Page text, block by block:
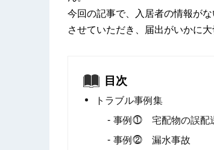
今回の記事で、入居者の情報が
させていただき、届出がいかに
目次
トラブル事例集
事例⓵ 宅配物の誤配
事例⓶ 漏水事故